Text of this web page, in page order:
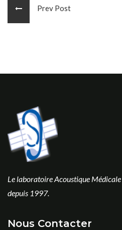
Prev Post
Le laboratoire Acoustique
depuis 1997.
Nous Contacter